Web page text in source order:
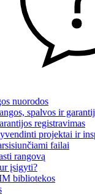
nuorodos
spalvos ir
registravimas
projektai ir
failai
rangovą
įsigyti?
bibliotekos